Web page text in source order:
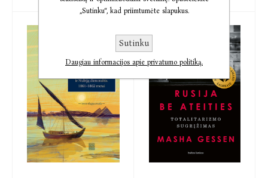
„Sutinku“, kad priimtumėte slapukus.
Sutinku
Daugiau informacijos apie privatumo politiką.